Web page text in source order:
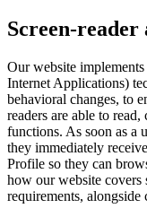
Screen-
Our website
Internet Applications)
behavioral changes, to
readers are able to
functions. As soon as a
they immediately
Profile so they can
how our website covers
requirements, alongside